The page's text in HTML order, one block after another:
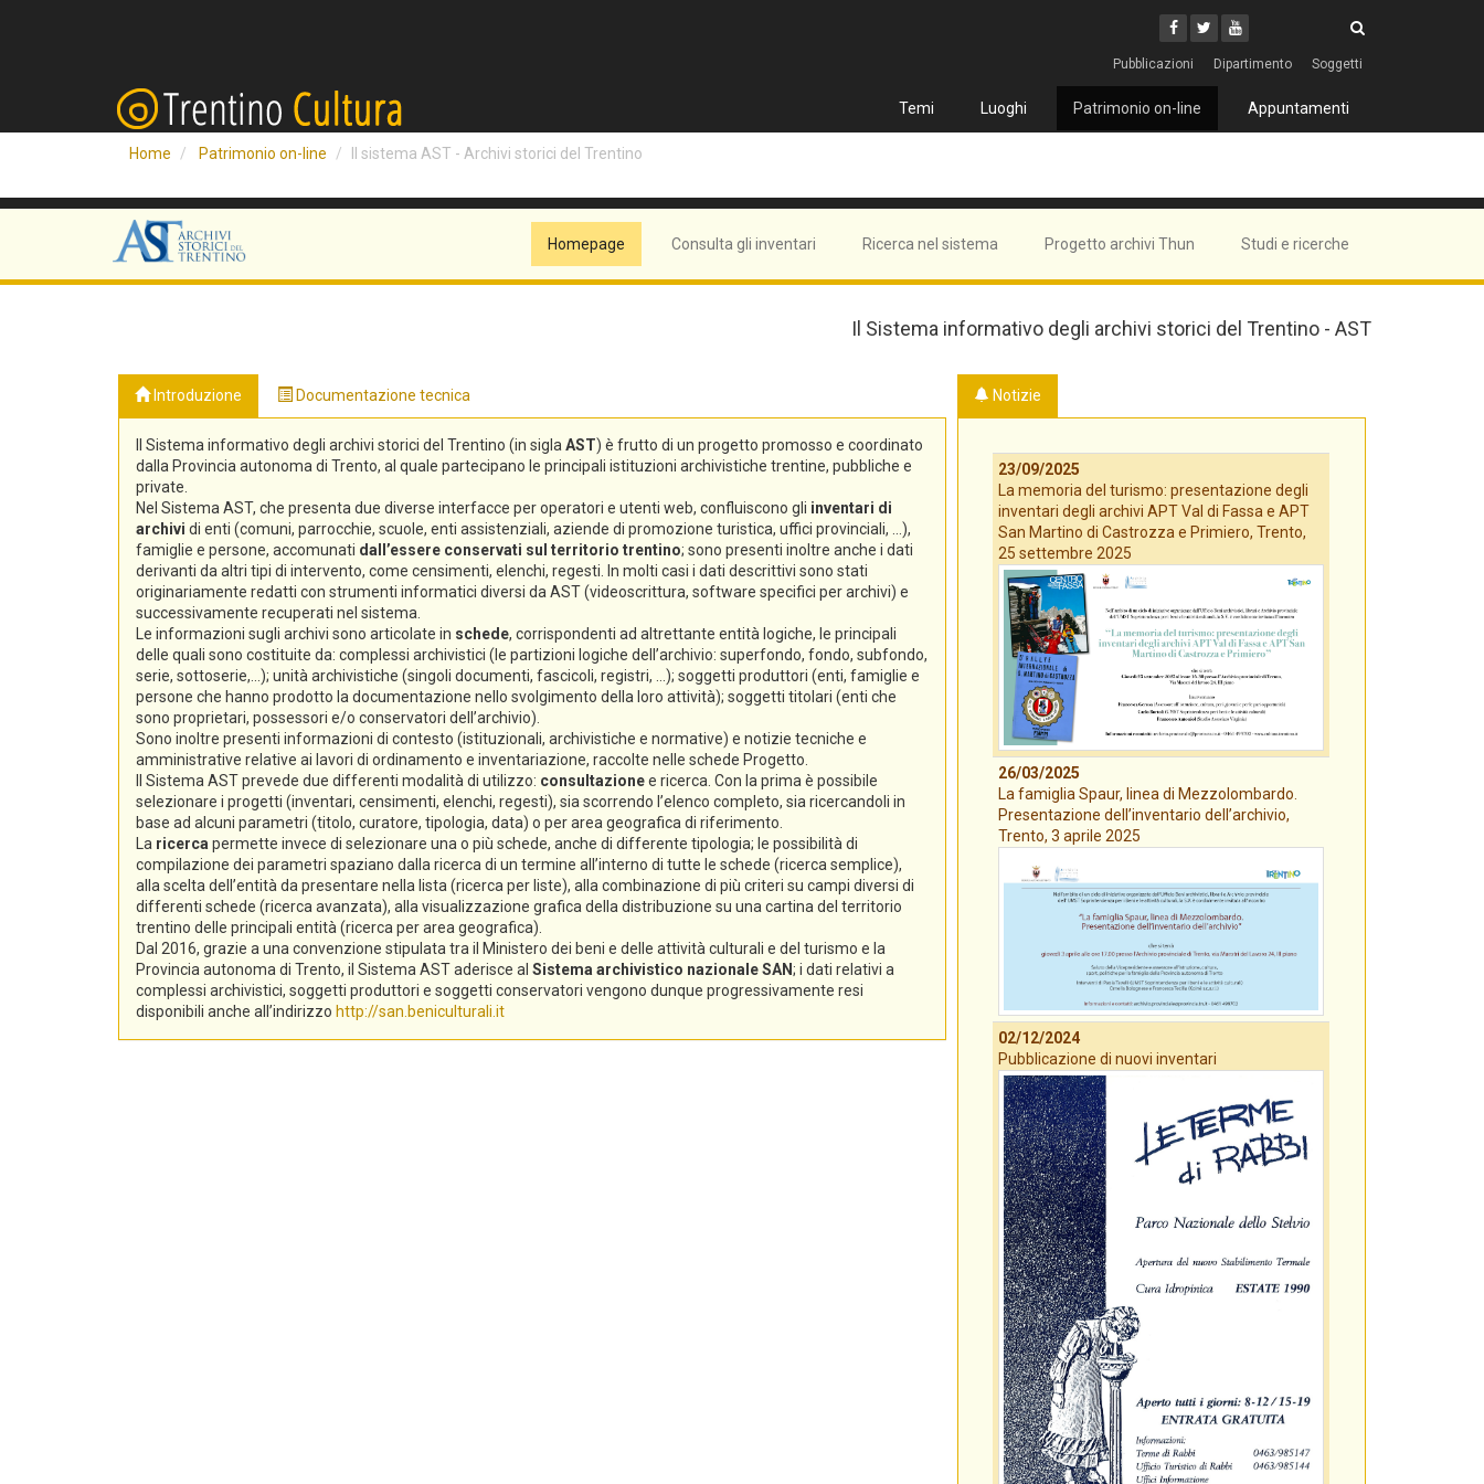
Facebook
Twitter
Youtube
Pubblicazioni Dipartimento Soggetti
Temi Luoghi Patrimonio on-line Appuntamenti
Home Patrimonio on-line Il sistema AST - Archivi storici del Trentino
Homepage Consulta gli inventari Ricerca nel sistema Progetto archivi Thun Studi e ricerche
Il Sistema informativo degli archivi storici del Trentino - AST
Introduzione Documentazione tecnica
Il Sistema informativo degli archivi storici del Trentino (in sigla AST) è frutto di un progetto promosso e coordinato
dalla Provincia autonoma di Trento, al quale partecipano le principali istituzioni archivistiche trentine, pubbliche e
private.
Nel Sistema AST, che presenta due diverse interfacce per operatori e utenti web, confluiscono gli inventari di
archivi di enti (comuni, parrocchie, scuole, enti assistenziali, aziende di promozione turistica, uffici provinciali, ...),
famiglie e persone, accomunati dall’essere conservati sul territorio trentino; sono presenti inoltre anche i dati
derivanti da altri tipi di intervento, come censimenti, elenchi, regesti. In molti casi i dati descrittivi sono stati
originariamente redatti con strumenti informatici diversi da AST (videoscrittura, software specifici per archivi) e
successivamente recuperati nel sistema.
Le informazioni sugli archivi sono articolate in schede, corrispondenti ad altrettante entità logiche, le principali
delle quali sono costituite da: complessi archivistici (le partizioni logiche dell’archivio: superfondo, fondo, subfondo,
serie, sottoserie,...); unità archivistiche (singoli documenti, fascicoli, registri, ...); soggetti produttori (enti, famiglie e
persone che hanno prodotto la documentazione nello svolgimento della loro attività); soggetti titolari (enti che
sono proprietari, possessori e/o conservatori dell’archivio).
Sono inoltre presenti informazioni di contesto (istituzionali, archivistiche e normative) e notizie tecniche e
amministrative relative ai lavori di ordinamento e inventariazione, raccolte nelle schede Progetto.
Il Sistema AST prevede due differenti modalità di utilizzo: consultazionee ricerca. Con la prima è possibile
selezionare i progetti (inventari, censimenti, elenchi, regesti), sia scorrendo l’elenco completo, sia ricercandoli in
base ad alcuni parametri (titolo, curatore, tipologia, data) o per area geografica di riferimento.
La ricerca permette invece di selezionare una o più schede, anche di differente tipologia; le possibilità di
compilazione dei parametri spaziano dalla ricerca di un termine all’interno di tutte le schede (ricerca semplice),
alla scelta dell’entità da presentare nella lista (ricerca per liste), alla combinazione di più criteri su campi diversi di
differenti schede (ricerca avanzata), alla visualizzazione grafica della distribuzione su una cartina del territorio
trentino delle principali entità (ricerca per area geografica).
Dal 2016, grazie a una convenzione stipulata tra il Ministero dei beni e delle attività culturali e del turismo e la
Provincia autonoma di Trento, il Sistema AST aderisce al Sistema archivistico nazionale SAN; i dati relativi a
complessi archivistici, soggetti produttori e soggetti conservatori vengono dunque progressivamente resi
disponibili anche all’indirizzo http://san.beniculturali.it
Notizie
23/09/2025
La memoria del turismo: presentazione degli
inventari degli archivi APT Val di Fassa e APT
San Martino di Castrozza e Primiero, Trento,
25 settembre 2025
26/03/2025
La famiglia Spaur, linea di Mezzolombardo.
Presentazione dell’inventario dell’archivio,
Trento, 3 aprile 2025
02/12/2024
Pubblicazione di nuovi inventari